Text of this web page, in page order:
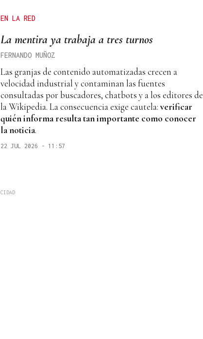
EN LA RED
La mentira ya trabaja a tres turnos
FERNANDO MUÑOZ
Las granjas de contenido automatizadas crecen a
velocidad industrial y contaminan las fuentes
consultadas por buscadores, chatbots y a los editores de
la Wikipedia. La consecuencia exige cautela:verificar
quién informa resulta tan importante como conocer
la noticia.
22 JUL 2026 - 11:57